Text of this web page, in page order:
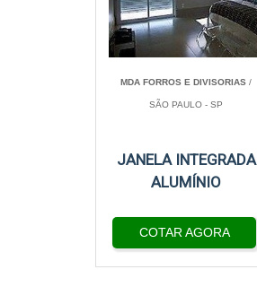
MDA FORROS E DIVISORIAS /
SÃO PAULO - SP
JANELA INTEGRADA
ALUMÍNIO
COTAR AGORA